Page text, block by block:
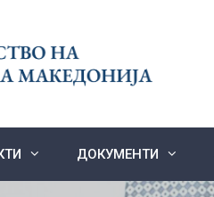
ДОКУМЕНТИ